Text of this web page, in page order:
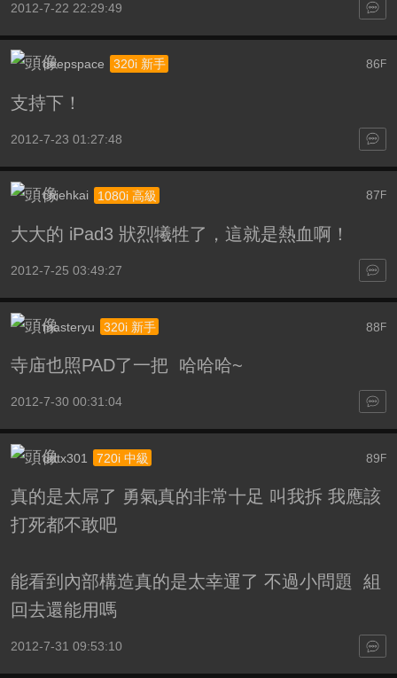
2012-7-22 22:29:49
86 F
deepspace 320i 新手
支持下！
2012-7-23 01:27:48
87 F
chiehkai 1080i 高級
大大的 iPad3 狀烈犧牲了，這就是熱血啊！
2012-7-25 03:49:27
88F
masteryu 320i 新手
寺庙也照PAD了一把 哈哈哈~
2012-7-30 00:31:04
89F
ddtx301 720i 中級
真的是太屌了 勇氣真的非常十足 叫我拆 我應該
打死都不敢吧
能看到內部構造真的是太幸運了 不過小問題 組
回去還能用嗎
2012-7-31 09:53:10